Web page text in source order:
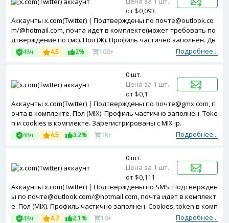
Аккаунты x.com(Twitter) | Подтверждены по почте@outlook.co
m/@hotmail.com, почта идет в комплекте(может требовать по
дтверждение по смс). Пол (Ж). Профиль частично заполнен. Дв
ухфакторная авторизация включена. Token в комплекте. Зар
егистрированы с MIX ip.
Подробнее...
48ч 4.5 2% 100+
от $0,093
Аккаунты x.com(Twitter) | Подтверждены по почте@gmx.com, п
очта в комплекте. Пол (MIX). Профиль частично заполнен. Toke
n и cookies в комплекте. Зарегистрированы с MIX ip.
Подробнее...
48ч 4.5 3.2% 1k+
0 шт.
Цена за 1 шт.
от $0,1
Аккаунты x.com(Twitter) | Подтверждены по SMS. Подтвержден
ы по почте@outlook.com/@hotmail.com, почта идет в комплект
е. Пол (MIX). Профиль частично заполнен. Cookies, token в комп
лекте. Зарегистрированы с MIX ip.
Подробнее...
48ч 4.7 2.1% 10+
0 шт.
Цена за 1 шт.
от $0,111